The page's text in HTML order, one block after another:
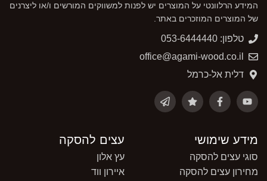
המידע הרלוונטי על המוצרים יש לפנות למשווקים המורשים ו/או ליצרנים
של המוצרים המוזכרים באתר.
טלפון: 053-6444440
office@agami-wood.co.il
דלית אל-כרמל
מידע שימושי
סוגי עצים להסקה
מחירון עצים להסקה
עצים להסקה
עץ אלון
איירון ווד